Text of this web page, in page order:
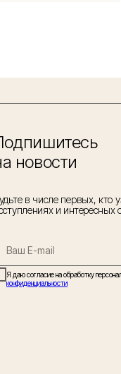
новости
в числе первых, кто
и интересных
Я даю согласие на обработку
конфиденциальности